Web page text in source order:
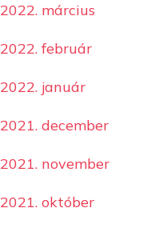
2022. március
2022. február
2022. január
2021. december
2021. november
2021. október